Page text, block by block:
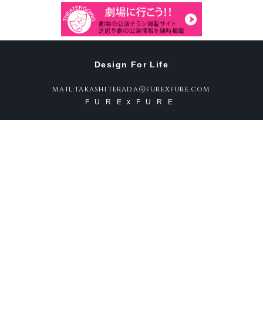
Design For Life
mail:takashiterada@furexfure.com
FURExFURE